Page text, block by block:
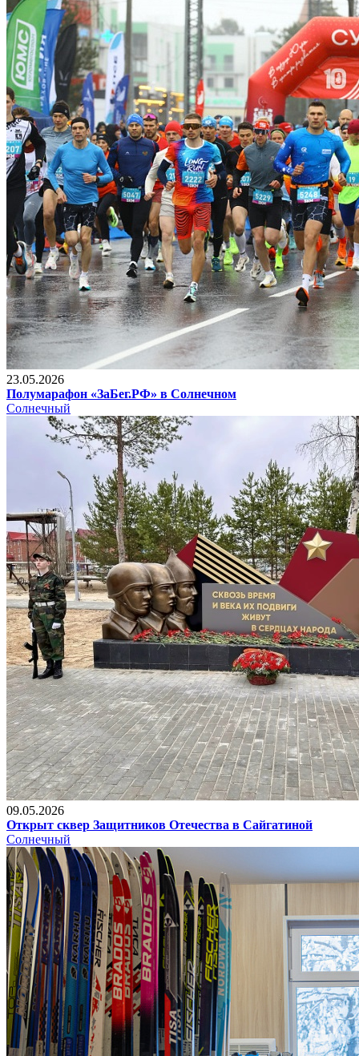
23.05.2026
Полумарафон «ЗаБег.РФ» в Солнечном
Солнечный
09.05.2026
Открыт сквер Защитников Отечества в Сайгатиной
Солнечный